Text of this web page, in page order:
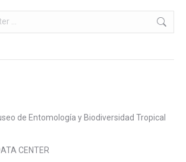
de Entomología y Biodiversidad Tropical
CENTER